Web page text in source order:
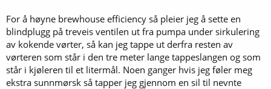
For å høyne brewhouse efficiency så pleier jeg å sette en
blindplugg på treveis ventilen ut fra pumpa under sirkulering
av kokende vørter, så kan jeg tappe ut derfra resten av
vørteren som står i den tre meter lange tappeslangen og som
står i kjøleren til et litermål. Noen ganger hvis jeg føler meg
ekstra sunnmørsk så tapper jeg gjennom en sil til nevnte